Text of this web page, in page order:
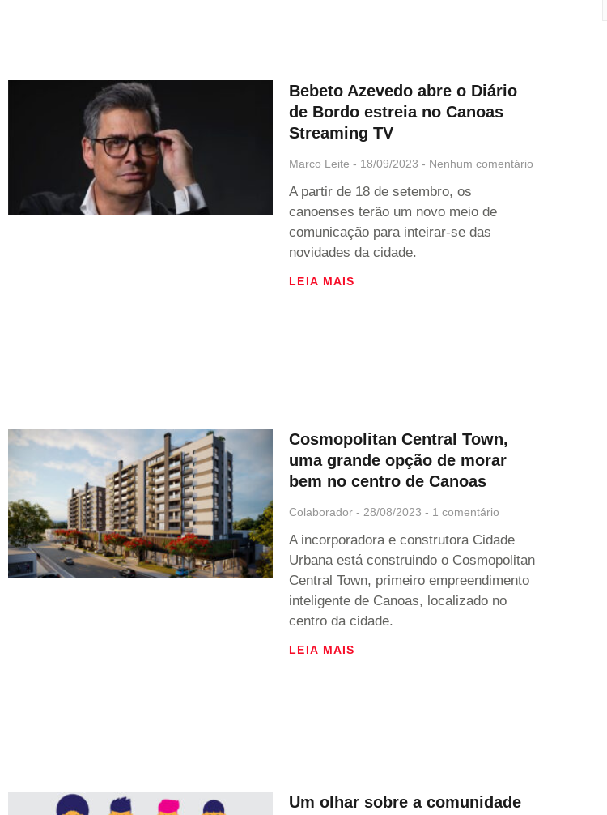
Bebeto Azevedo abre o Diário
de Bordo estreia no Canoas
Streaming TV
Marco Leite 18/09/2023 Nenhum comentário
A partir de 18 de setembro, os
canoenses terão um novo meio de
comunicação para inteirar-se das
novidades da cidade.
LEIA MAIS
Cosmopolitan Central Town,
uma grande opção de morar
bem no centro de Canoas
Colaborador 28/08/2023 1 comentário
A incorporadora e construtora Cidade
Urbana está construindo o Cosmopolitan
Central Town, primeiro empreendimento
inteligente de Canoas, localizado no
centro da cidade.
LEIA MAIS
Um olhar sobre a comunidade